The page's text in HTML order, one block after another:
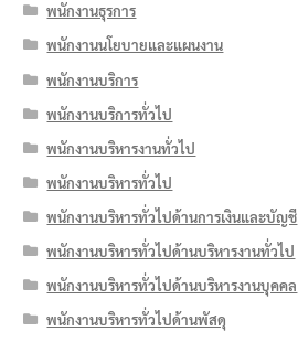
พนักงานธุรการ
พนักงานนโยบายและแผนงาน
พนักงานบริการ
พนักงานบริการทั่วไป
พนักงานบริหารงานทั่วไป
พนักงานบริหารทั่วไป
พนักงานบริหารทั่วไปด้านการเงินและบัญชี
พนักงานบริหารทั่วไปด้านบริหารงานทั่วไป
พนักงานบริหารทั่วไปด้านบริหารงานบุคคล
พนักงานบริหารทั่วไปด้านพัสดุ